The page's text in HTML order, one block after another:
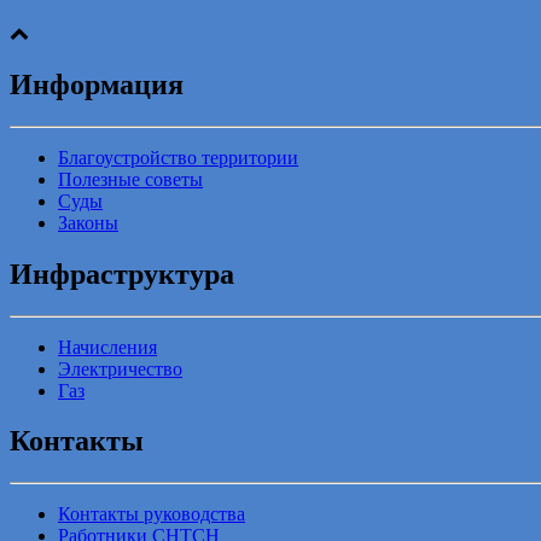
Информация
Благоустройство территории
Полезные советы
Суды
Законы
Инфраструктура
Начисления
Электричество
Газ
Контакты
Контакты руководства
Работники СНТСН